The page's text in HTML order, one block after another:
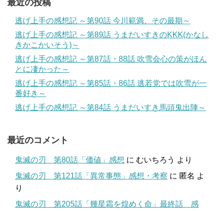
最近の投稿
逃げ上手の感想記 ～第90話 今川範満、その最期～
逃げ上手の感想記 ～第89話 うまだいすきのKKK(かなし
きかこかいそう)～
逃げ上手の感想記 ～第87話・88話 吹雪会心の策がほん
とに凄かった～
逃げ上手の感想記 ～第85話・86話 逃若党では吹雪が一
番好き～
逃げ上手の感想記 ～第84話 うまだいすき馬頭鬼出陣～
最近のコメント
鬼滅の刃 第80話「価値」感想 に むいちろう より
鬼滅の刃 第121話「異常事態」感想・考察 に 匿名 よ
り
鬼滅の刃 第205話「幾星霜を煌めく命」最終話 感